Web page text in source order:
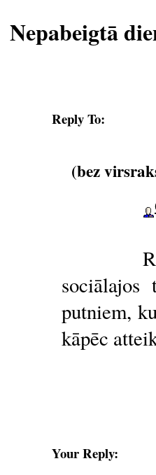
Nepabeigtā
Reply To:
(bez
putniem,
kāpēc
Your Reply: